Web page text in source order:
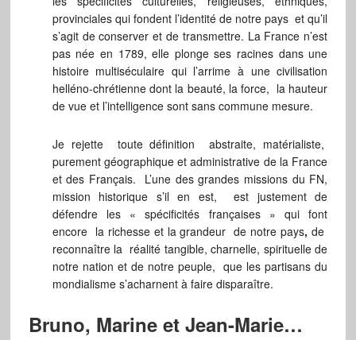
provinciales qui fondent l’identité de notre pays et qu’il
s’agit de conserver et de transmettre. La France n’est
pas née en 1789, elle plonge ses racines dans une
histoire multiséculaire qui l’arrime à une civilisation
helléno-chrétienne dont la beauté, la force, la hauteur
de vue et l’intelligence sont sans commune mesure.
Je rejette toute définition abstraite, matérialiste,
purement géographique et administrative de la France
et des Français. L’une des grandes missions du FN,
mission historique s’il en est, est justement de
défendre les « spécificités françaises » qui font
encore la richesse et la grandeur de notre pays,de
reconnaître la réalité tangible, charnelle, spirituelle de
notre nation et de notre peuple, que les partisans du
mondialisme s’acharnent à faire disparaître.
Bruno, Marine et Jean-Marie…